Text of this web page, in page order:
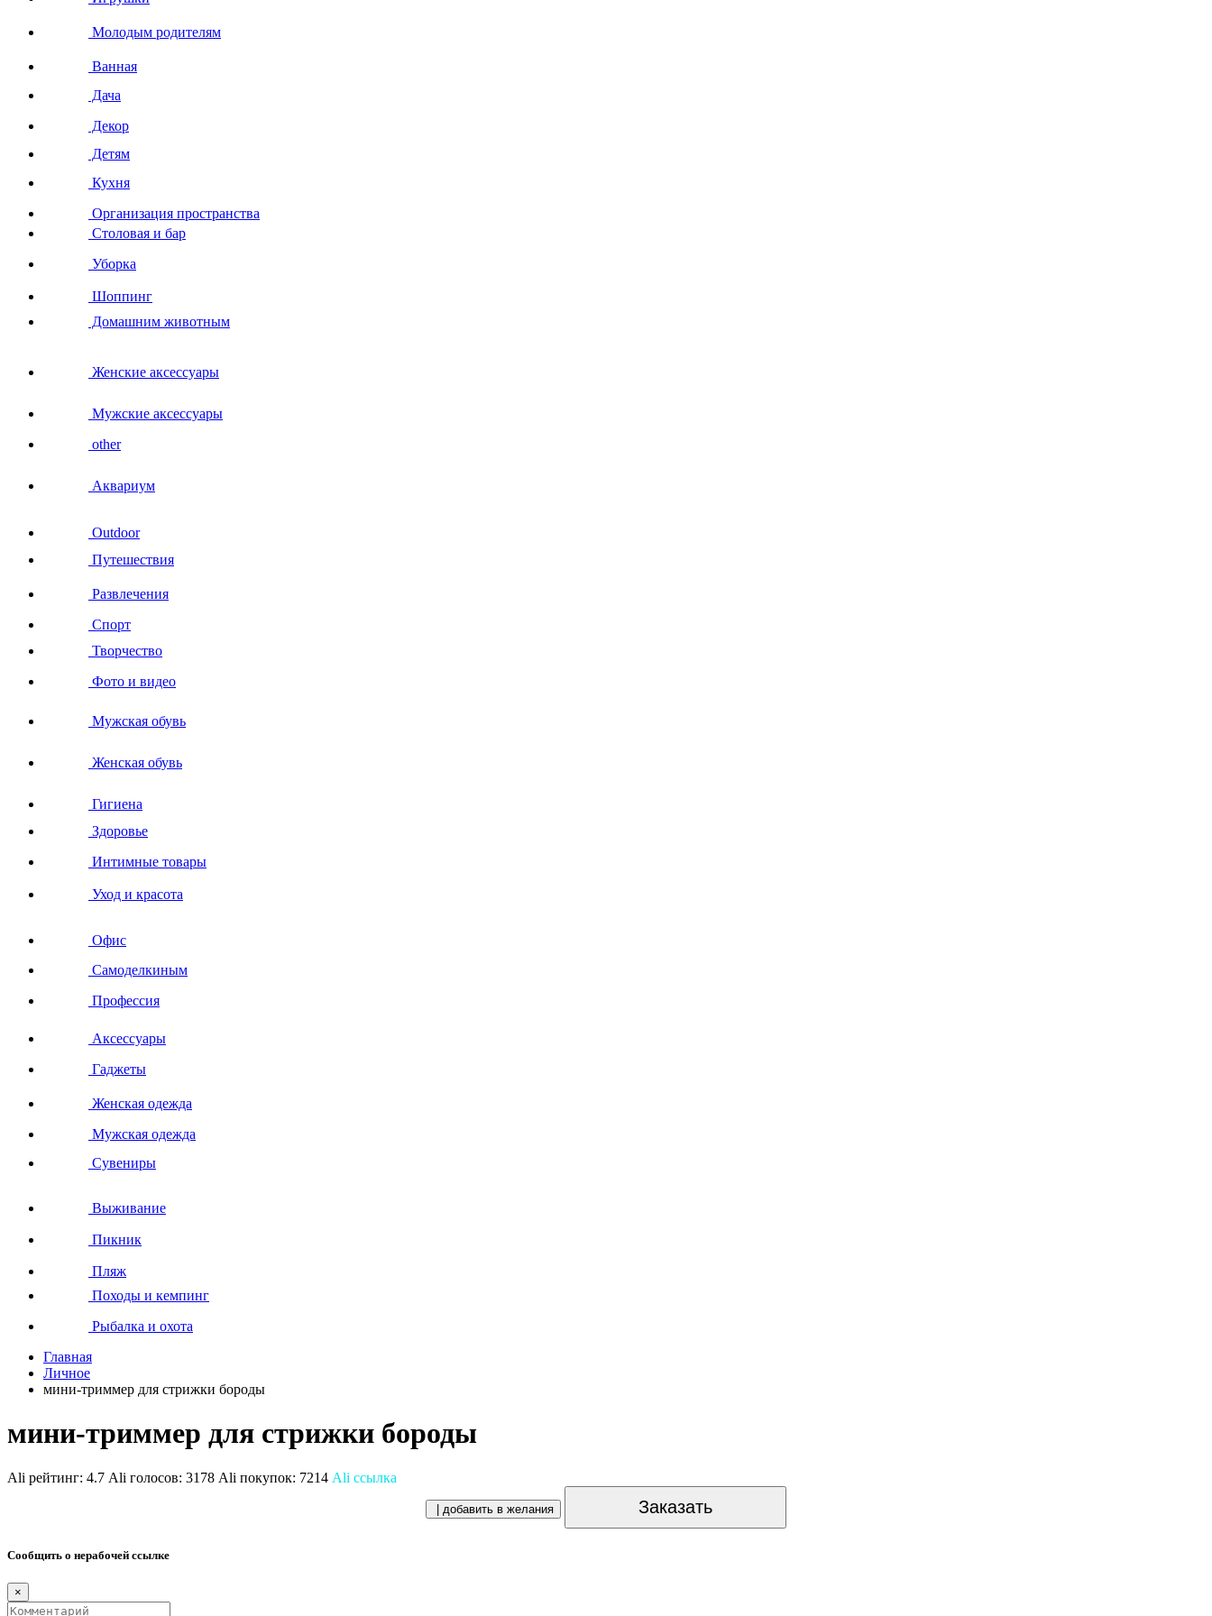
Молодым родителям
Ванная
Дача
Декор
Детям
Кухня
Организация пространства
Столовая и бар
Уборка
Шоппинг
Домашним животным
Женские аксессуары
Мужские аксессуары
other
Аквариум
Outdoor
Путешествия
Развлечения
Спорт
Творчество
Фото и видео
Мужская обувь
Женская обувь
Гигиена
Здоровье
Интимные товары
Уход и красота
Офис
Самоделкиным
Профессия
Аксессуары
Гаджеты
Женская одежда
Мужская одежда
Сувениры
Выживание
Пикник
Пляж
Походы и кемпинг
Рыбалка и охота
Главная
Личное
мини-триммер для стрижки бороды
мини-триммер для стрижки бороды
Ali рейтинг: 4.7 Ali голосов: 3178 Ali покупок: 7214 Ali ссылка
| добавить в желания Заказать
Сообщить о нерабочей ссылке
×